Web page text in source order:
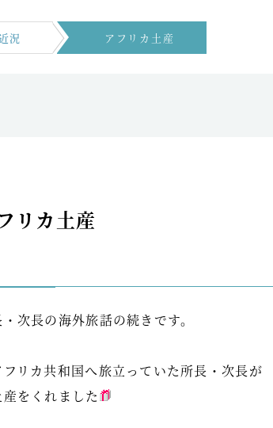
況 アフリカ土産
リカ土産
次長の海外旅話の続きです。
フリカ共和国へ旅立っていた所長・次長が
産をくれました